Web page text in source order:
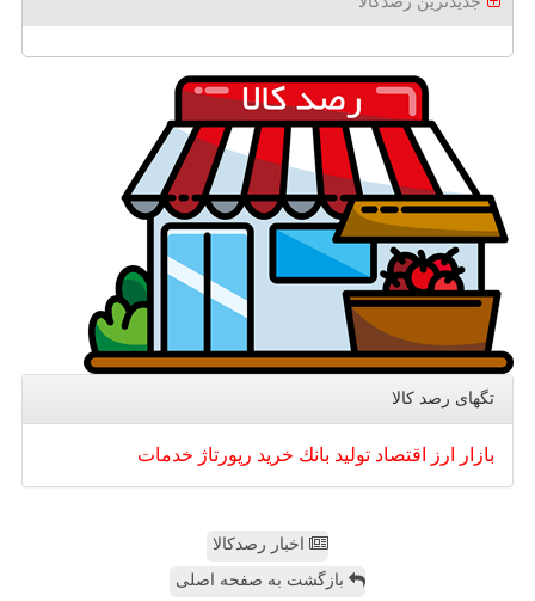
تگهای رصد كالا
بازار ارز اقتصاد تولید بانك خرید رپورتاژ خدمات
اخبار رصدکالا
بازگشت به صفحه اصلی